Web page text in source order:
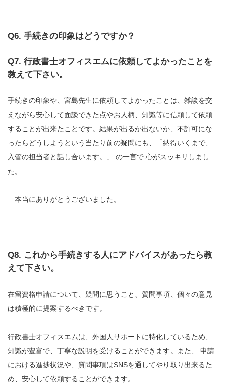
Q6. 手続きの印象はどうですか？
Q7. 行政書士オフィスエムに依頼してよかったことを
教えて下さい。
手続きの印象や、宮島先生に依頼してよかったことは、雑談を交
えながら安心して面談できた点やお人柄、知識等に信頼して依頼
することが出来たことです。結果が出るか出ないか、不許可にな
ったらどうしようという当たり前の疑問にも、「納得いくまで、
入管の担当者と話し合います。」 の一言で 心がスッキリしまし
た。
本当にありがとうございました。
Q8. これから手続きする人にアドバイスがあったら教
えて下さい。
在留資格申請について、疑問に思うこと、質問事項、個々の意見
は積極的に提案するべきです。
行政書士オフィスエムは、外国人サポートに特化しているため、
知識が豊富で、丁寧な説明を受けることができます。また、 申請
における進捗状況や、質問事項はSNSを通してやり取り出来るた
め、安心して依頼することができます。